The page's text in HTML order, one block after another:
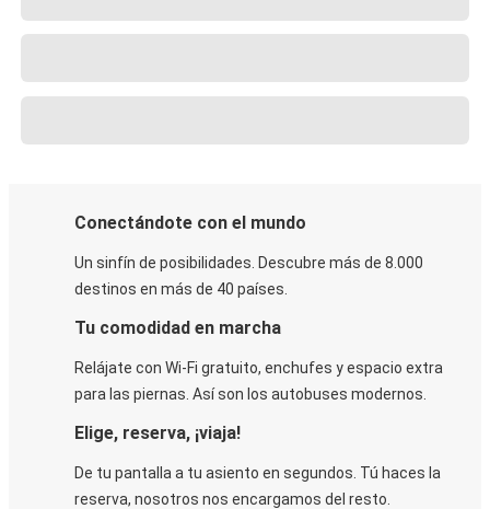
Conectándote con el mundo
Un sinfín de posibilidades. Descubre más de 8.000
destinos en más de 40 países.
Tu comodidad en marcha
Relájate con Wi-Fi gratuito, enchufes y espacio extra
para las piernas. Así son los autobuses modernos.
Elige, reserva, ¡viaja!
De tu pantalla a tu asiento en segundos. Tú haces la
reserva, nosotros nos encargamos del resto.